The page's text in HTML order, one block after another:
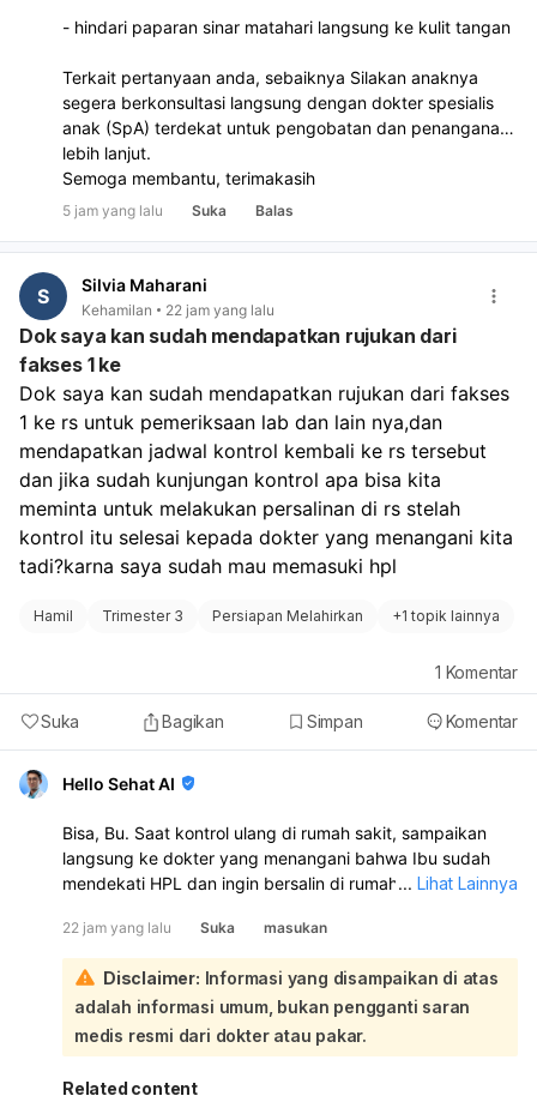
- hindari paparan sinar matahari langsung ke kulit tangan
Terkait pertanyaan anda, sebaiknya Silakan anaknya
segera berkonsultasi langsung dengan dokter spesialis
anak (SpA) terdekat untuk pengobatan dan penanganan
lebih lanjut.
Semoga membantu, terimakasih
5 jam yang lalu Suka Balas
S Silvia Maharani
Kehamilan 22 jam yang lalu
Dok saya kan sudah mendapatkan rujukan dari
fakses 1 ke
Dok saya kan sudah mendapatkan rujukan dari fakses
1 ke rs untuk pemeriksaan lab dan lain nya,dan
mendapatkan jadwal kontrol kembali ke rs tersebut
dan jika sudah kunjungan kontrol apa bisa kita
meminta untuk melakukan persalinan di rs stelah
kontrol itu selesai kepada dokter yang menangani kita
tadi?karna saya sudah mau memasuki hpl
Hamil Trimester 3 Persiapan Melahirkan +1 topik lainnya
Suka Bagikan Simpan Komentar
1 Komentar
Hello Sehat AI
Bisa, Bu. Saat kontrol ulang di rumah sakit, sampaikan
langsung ke dokter yang menangani bahwa Ibu sudah
mendekati HPL dan ingin bersalin di rumah sakit tersebut.
menentukan apakah persalinan bisa ditangani di sana.
Jika memang memungkinkan dan sesuai kondisi medis,
biasanya bisa diatur untuk persalinan di rumah sakit itu:
Sebaiknya saat kontrol, Ibu juga tanyakan:
apakah perlu surat rencana persalinan atau rujukan
lanjutan,
kapan harus kembali bila tanda-tanda persalinan
... Lihat Lainnya
22 jam yang lalu Suka masukan
Disclaimer: Informasi yang disampaikan di atas
adalah informasi umum, bukan pengganti saran
medis resmi dari dokter atau pakar.
Related content